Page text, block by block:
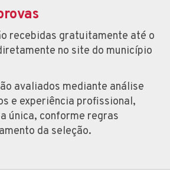
recebidas gratuitamente até o
no site do município
avaliados mediante análise
e experiência profissional,
única, conforme regras
da seleção.